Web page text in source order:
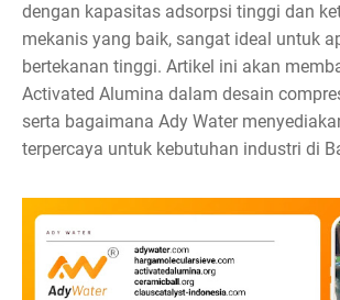
dengan kapasitas adsorpsi tinggi dan
mekanis yang baik, sangat ideal untuk
bertekanan tinggi. Artikel ini akan
Activated Alumina dalam desain
serta bagaimana Ady Water
terpercaya untuk kebutuhan industri di